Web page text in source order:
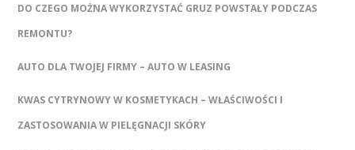
DO CZEGO MOŻNA WYKORZYSTAĆ GRUZ POWSTAŁY PODCZAS
REMONTU?
AUTO DLA TWOJEJ FIRMY – AUTO W LEASING
KWAS CYTRYNOWY W KOSMETYKACH – WŁAŚCIWOŚCI I
ZASTOSOWANIA W PIELĘGNACJI SKÓRY